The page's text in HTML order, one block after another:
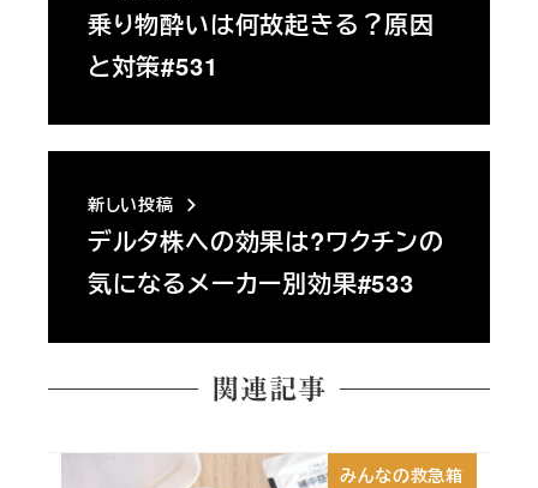
乗り物酔いは何故起きる？原因
と対策#531
新しい投稿
デルタ株への効果は?ワクチンの
気になるメーカー別効果#533
関連記事
みんなの救急箱